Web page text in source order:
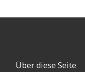
Über diese Seite